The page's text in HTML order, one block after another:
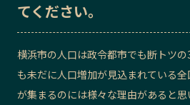
てください。
横浜市の人口は政令都市でも断トツ
も未だに人口増加が見込まれている
が集まるのには様々な理由があると